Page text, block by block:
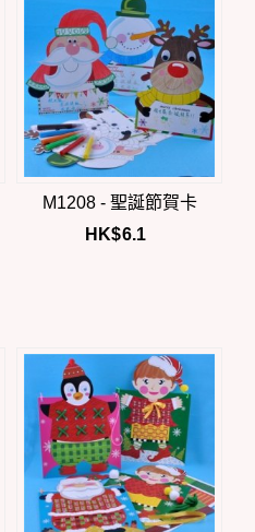
M1208 - 聖誕節賀卡
HK$6.1